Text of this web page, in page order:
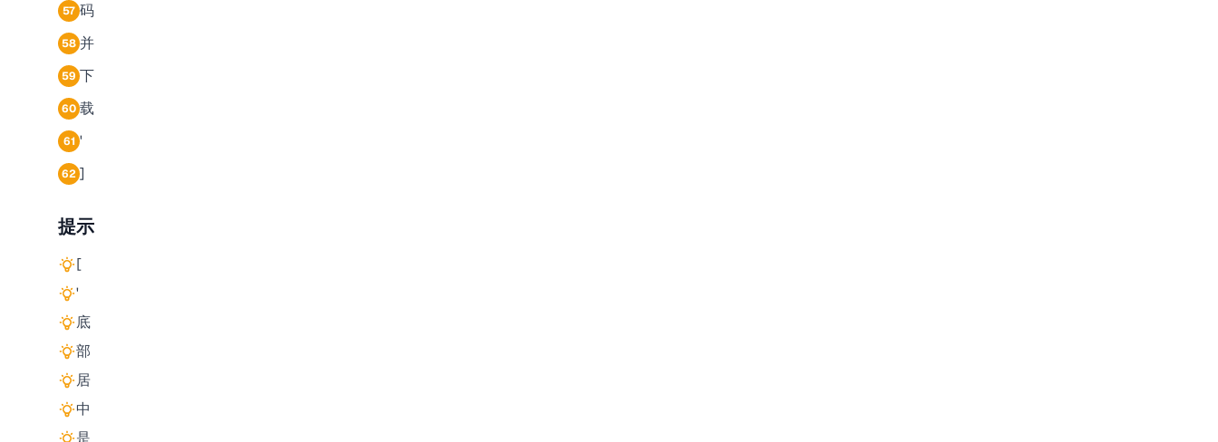
57 码
58 并
59 下
60 载
61 '
62 ]
提示
[
'
底
部
居
中
是